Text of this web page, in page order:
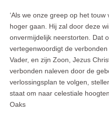
‘Als we onze greep op het
hoger gaan. Hij zal door deze
onvermijdelijk neerstorten. Dat
vertegenwoordigt de
Vader, en zijn Zoon, Jezus
verbonden naleven door de
verlossingsplan te volgen,
staat om naar celestiale
Oaks